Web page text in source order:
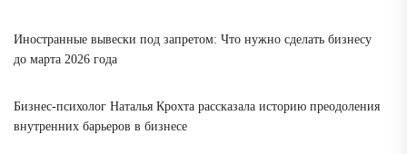
Иностранные вывески под запретом: Что нужно сделать бизнесу
до марта 2026 года
Бизнес-психолог Наталья Крохта рассказала историю преодоления
внутренних барьеров в бизнесе